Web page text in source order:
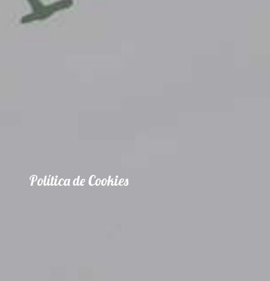
Política de Cookies